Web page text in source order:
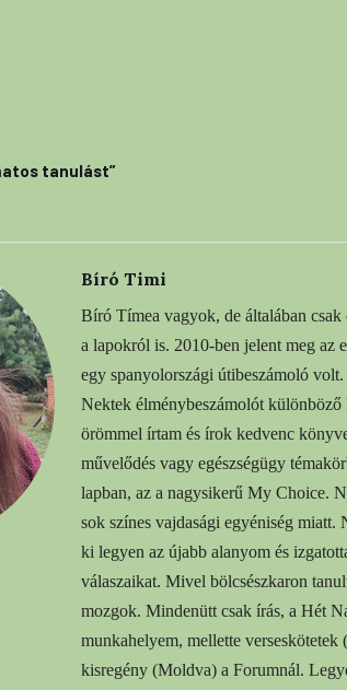
tanulást”
Bíró Timi
Bíró Tímea vagyok, de általában
a lapokról is. 2010-ben jelent meg az
egy spanyolországi útibeszámoló
Nektek élménybeszámolót
örömmel írtam és írok kedvenc
művelődés vagy egészségügy
lapban, az a nagysikerű My Choice.
sok színes vajdasági egyéniség
ki legyen az újabb alanyom és
válaszaikat. Mivel bölcsészkaron
mozgok. Mindenütt csak írás, a Hét
munkahelyem, mellette verseskötetek
kisregény (Moldva) a Forumnál.